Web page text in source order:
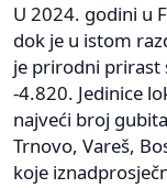
U 2024. godini u
dok je u istom
je prirodni prirast
-4.820. Jedinice
najveći broj
Trnovo, Vareš,
koje